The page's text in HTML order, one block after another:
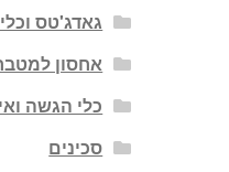
גאדג'טס
אחסון
כלי הגשה
סכינים